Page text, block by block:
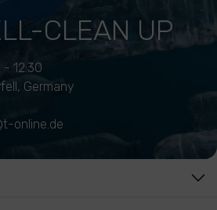
CLEAN UP
12:30
Germany
online.de